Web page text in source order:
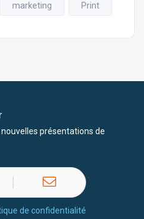
marketing Print
présentations de
de confidentialité